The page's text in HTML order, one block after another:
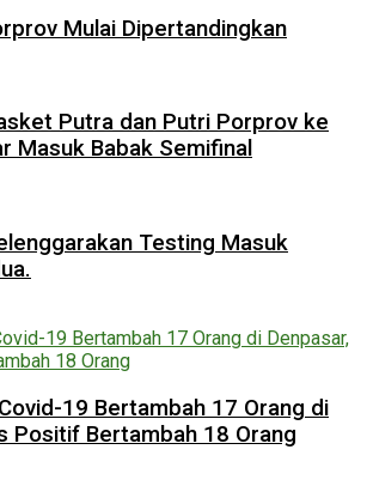
Mulai Dipertandingkan
Putra dan Putri Porprov ke
Masuk Babak Semifinal
Testing Masuk
19 Bertambah 17 Orang di
Positif Bertambah 18 Orang